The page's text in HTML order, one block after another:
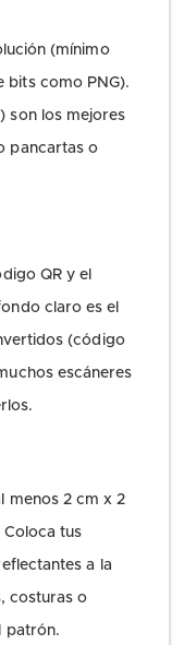
(mínimo
bits como PNG).
son los mejores
pancartas o
QR y el
claro es el
(código
escáneres
menos 2 cm x 2
tus
a la
costuras o
patrón.